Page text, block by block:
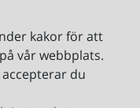
kakor för att
vår webbplats.
du